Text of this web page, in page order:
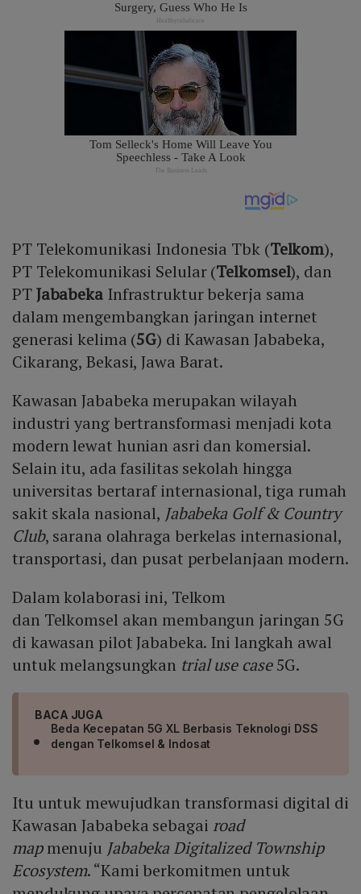
PT Telekomunikasi Indonesia Tbk (Telkom),
PT Telekomunikasi Selular (Telkomsel), dan
PTJababekaInfrastruktur bekerja sama
dalam mengembangkan jaringan internet
generasi kelima (5G) di Kawasan Jababeka,
Cikarang, Bekasi, Jawa Barat.
Kawasan Jababeka merupakan wilayah
industri yang bertransformasi menjadi kota
modern lewat hunian asri dan komersial.
Selain itu, ada fasilitas sekolah hingga
universitas bertaraf internasional, tiga rumah
sakit skala nasional, Jababeka Golf & Country
Club, sarana olahraga berkelas internasional,
transportasi, dan pusat perbelanjaan modern.
Dalam kolaborasi ini, Telkom
dan Telkomsel akan membangun jaringan 5G
di kawasan pilot Jababeka. Ini langkah awal
untuk melangsungkan trial use case5G.
BACA JUGA
Beda Kecepatan 5G XL Berbasis Teknologi DSS
dengan Telkomsel & Indosat
Itu untuk mewujudkan transformasi digital di
Kawasan Jababeka sebagai road
mapmenuju Jababeka Digitalized Township
Ecosystem. “Kami berkomitmen untuk